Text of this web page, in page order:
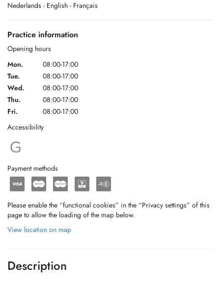
Nederlands - English - Français
Practice information
Opening hours
Mon.
08:00-17:00
Tue.
08:00-17:00
Wed.
08:00-17:00
Thu.
08:00-17:00
Fri.
08:00-17:00
Accessibility
Payment methods
Please enable the “functional cookies” in the “Privacy settings” of this
page to allow the loading of the map below.
View location on map
Description